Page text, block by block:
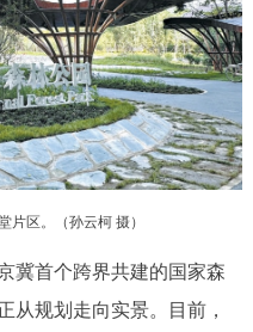
部门服务
投资项目
片区。（孙云柯 摄）
冀首个跨界共建的国家森
规划走向实景。目前，